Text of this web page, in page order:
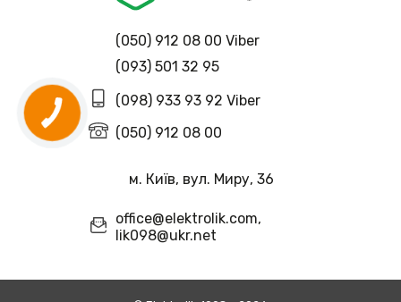
(050) 912 08 00 Viber
(093) 501 32 95
(098) 933 93 92 Viber
(050) 912 08 00
м. Київ, вул. Миру, 36
office@elektrolik.com,
lik098@ukr.net